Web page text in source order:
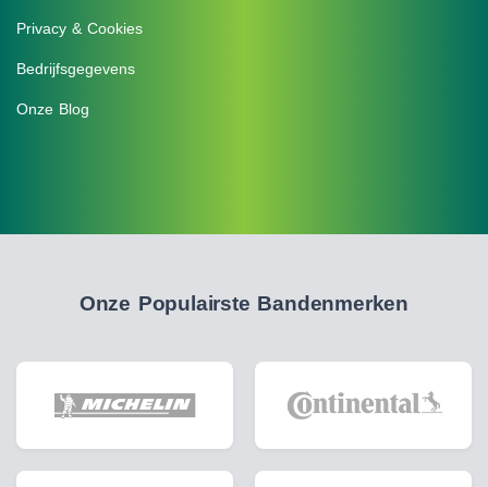
Privacy & Cookies
Bedrijfsgegevens
Onze Blog
Onze Populairste Bandenmerken